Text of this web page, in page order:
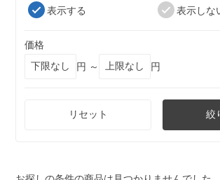
表示する
表示しな
価格
円 ～
円
リセット 絞